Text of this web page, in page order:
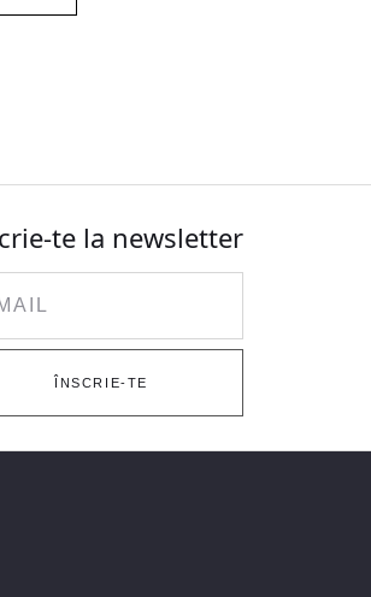
te la newsletter
ÎNSCRIE-TE